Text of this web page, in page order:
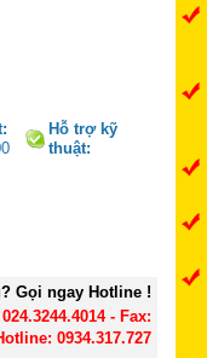
Hỗ trợ kỹ
thuật:
Gọi ngay Hotline !
- Fax:
0934.317.727